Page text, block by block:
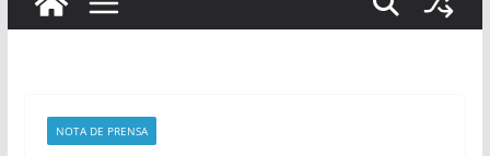
NOTA DE PRENSA